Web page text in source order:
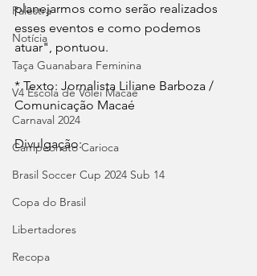
Palestra
Notícia
Taça Guanabara Feminina
V4 Escola de Vôlei Macaé
Carnaval 2024
Campeonato Carioca
Brasil Soccer Cup 2024 Sub 14
Copa do Brasil
Libertadores
Recopa
planejarmos como serão realizados
esses eventos e como podemos
atuar", pontuou.
* Texto: Jornalista Liliane Barboza /
Comunicação Macaé
Divulgação: